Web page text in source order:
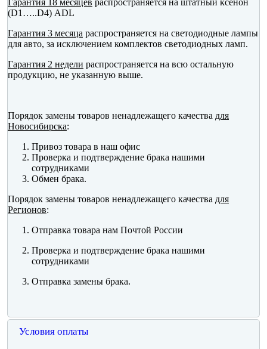
(D1…..D4) ADL
Гарантия 3 месяца распространяется на светодиодные лампы
для авто, за исключением комплектов светодиодных ламп.
Гарантия 2 недели распространяется на всю остальную
продукцию, не указанную выше.
Порядок замены товаров ненадлежащего качества для
Новосибирска:
Привоз товара в наш офис
Проверка и подтверждение брака нашими
сотрудниками
Обмен брака.
Порядок замены товаров ненадлежащего качества для
Регионов:
Отправка товара нам Почтой России
Проверка и подтверждение брака нашими
сотрудниками
Отправка замены брака.
Условия оплаты